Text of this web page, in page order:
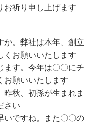
お祈り申し上げます
か。弊社は本年、創立
くお願いいたします
ます。今年は〇〇にチ
お願いいたします
昨秋、初孫が生まれま
さい
いですね。また〇〇の